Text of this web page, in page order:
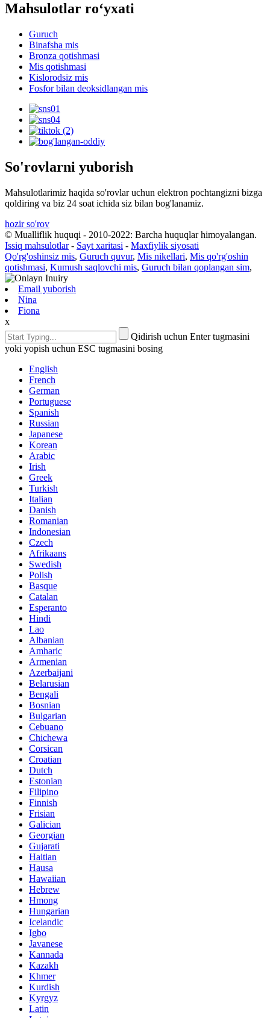
Mahsulotlar roʻyxati
Guruch
Binafsha mis
Bronza qotishmasi
Mis qotishmasi
Kislorodsiz mis
Fosfor bilan deoksidlangan mis
So'rovlarni yuborish
Mahsulotlarimiz haqida so'rovlar uchun elektron pochtangizni bizga
qoldiring va biz 24 soat ichida siz bilan bog'lanamiz.
hozir so'rov
© Mualliflik huquqi - 2010-2022: Barcha huquqlar himoyalangan.
Issiq mahsulotlar- Sayt xaritasi - Maxfiylik siyosati
Qo'rg'oshinsiz mis, Guruch quvur, Mis nikellari, Mis qo'rg'oshin
qotishmasi, Kumush saqlovchi mis, Guruch bilan qoplangan sim,
Email yuborish
Nina
Fiona
x
Qidirish uchun Enter tugmasini
yoki yopish uchun ESC tugmasini bosing
English
French
German
Portuguese
Spanish
Russian
Japanese
Korean
Arabic
Irish
Greek
Turkish
Italian
Danish
Romanian
Indonesian
Czech
Afrikaans
Swedish
Polish
Basque
Catalan
Esperanto
Hindi
Lao
Albanian
Amharic
Armenian
Azerbaijani
Belarusian
Bengali
Bosnian
Bulgarian
Cebuano
Chichewa
Corsican
Croatian
Dutch
Estonian
Filipino
Finnish
Frisian
Galician
Georgian
Gujarati
Haitian
Hausa
Hawaiian
Hebrew
Hmong
Hungarian
Icelandic
Igbo
Javanese
Kannada
Kazakh
Khmer
Kurdish
Kyrgyz
Latin